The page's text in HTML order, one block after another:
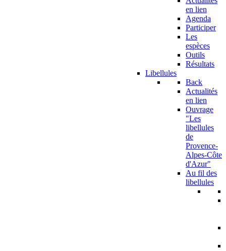
en lien
Agenda
Participer
Les
espèces
Outils
Résultats
Libellules
Back
Actualités
en lien
Ouvrage
"Les
libellules
de
Provence-
Alpes-Côte
d'Azur"
Au fil des
libellules